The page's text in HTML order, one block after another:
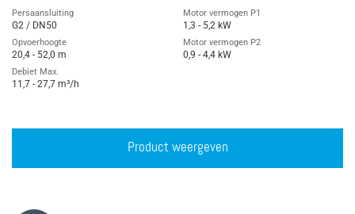
Persaansluiting
G2 / DN50
Opvoerhoogte
20,4 - 52,0 m
Debiet Max.
11,7 - 27,7 m³/h
Motor vermogen P1
1,3 - 5,2 kW
Motor vermogen P2
0,9 - 4,4 kW
Product weergeven